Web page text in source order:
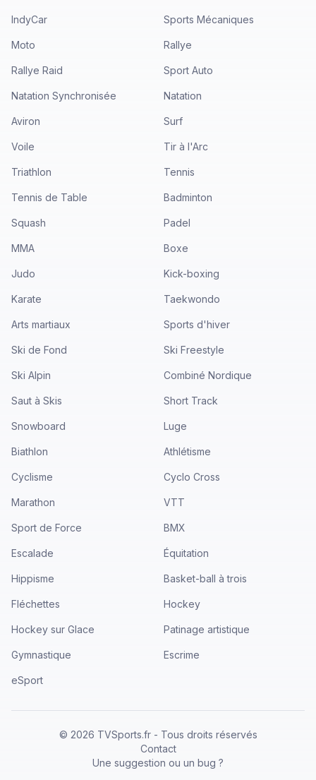
IndyCar Sports Mécaniques
Moto Rallye
Rallye Raid Sport Auto
Natation Synchronisée Natation
Aviron Surf
Voile Tir à l'Arc
Triathlon Tennis
Tennis de Table Badminton
Squash Padel
MMA Boxe
Judo Kick-boxing
Karate Taekwondo
Arts martiaux Sports d'hiver
Ski de Fond Ski Freestyle
Ski Alpin Combiné Nordique
Saut à Skis Short Track
Snowboard Luge
Biathlon Athlétisme
Cyclisme Cyclo Cross
Marathon VTT
Sport de Force BMX
Escalade Équitation
Hippisme Basket-ball à trois
Fléchettes Hockey
Hockey sur Glace Patinage artistique
Gymnastique Escrime
eSport
© 2026 TVSports.fr - Tous droits réservés
Contact
Une suggestion ou un bug ?